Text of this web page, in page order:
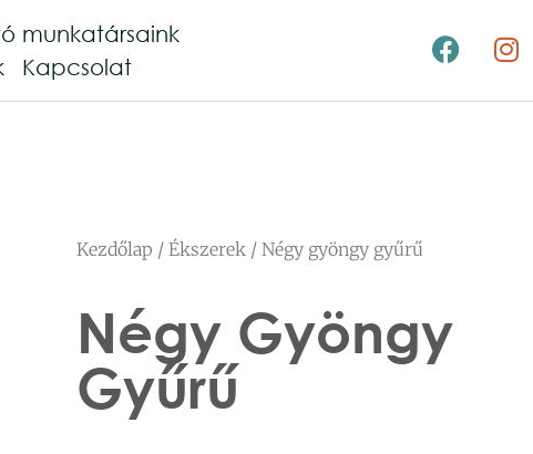
munkatársaink
Kapcsolat
Kezdőlap / Ékszerek / Négy gyöngy gyűrű
Négy Gyöngy
Gyűrű